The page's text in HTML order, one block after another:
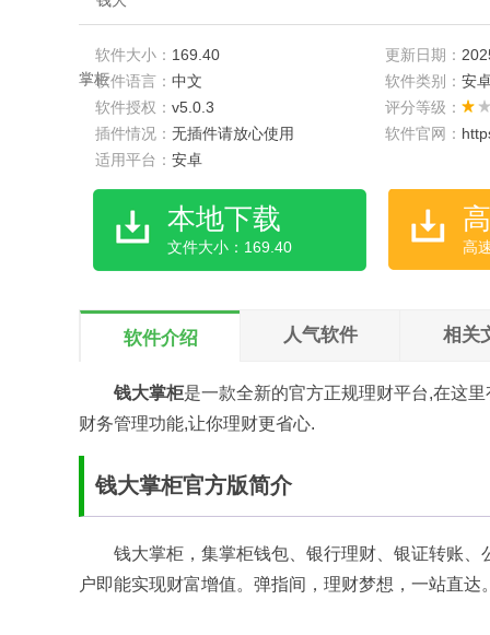
软件大小： 169.40 更新日期：
软件语言： 中文 软件类别： 安
软件授权： v5.0.3
评分等级：
插件情况： 无插件请放心使用 软件官网：
适用平台： 安卓
本地下载
文件大小：169.40 高
软件介绍 人气软件 相关
钱大掌柜是一款全新的官方正规理财平台,在这
财务管理功能,让你理财更省心.
钱大掌柜官方版简介
钱大掌柜，集掌柜钱包、银行理财、银证转账
户即能实现财富增值。弹指间，理财梦想，一站直达。